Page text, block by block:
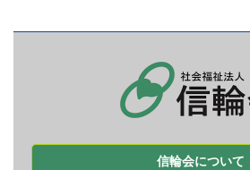
信輪会について